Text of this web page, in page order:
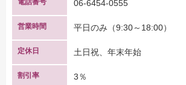
電話番号 06-6454-0555
営業時間 平日のみ（9:30～18:00）
定休日 土日祝、年末年始
割引率 3％